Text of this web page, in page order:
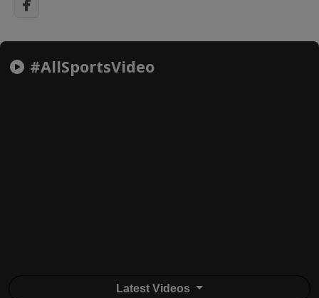
#AllSportsVideo
Latest Videos